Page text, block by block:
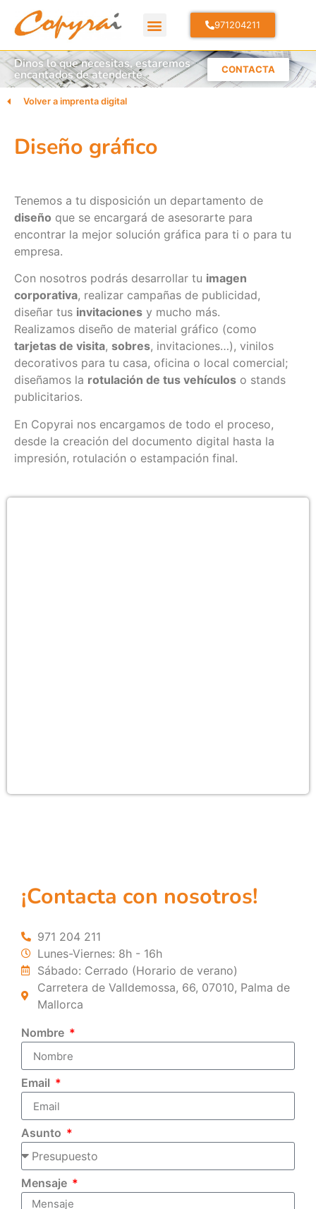
971204211
Dinos lo que necesitas, estaremos
encantados de atenderte CONTACTA
Volver a imprenta digital
Diseño gráfico
Tenemos a tu disposición un departamento de
diseño que se encargará de asesorarte para
encontrar la mejor solución gráfica para ti o para tu
empresa.
Con nosotros podrás desarrollar tu imagen
corporativa, realizar campañas de publicidad,
diseñar tus invitaciones y mucho más.
Realizamos diseño de material gráfico (como
tarjetas de visita, sobres, invitaciones…), vinilos
decorativos para tu casa, oficina o local comercial;
diseñamos la rotulación de tus vehículos o stands
publicitarios.
En Copyrai nos encargamos de todo el proceso,
desde la creación del documento digital hasta la
impresión, rotulación o estampación final.
¡Contacta con nosotros!
971 204 211
Lunes-Viernes: 8h - 16h
Sábado: Cerrado (Horario de verano)
Carretera de Valldemossa, 66, 07010, Palma de
Mallorca
Nombre
Email
Asunto
Mensaje